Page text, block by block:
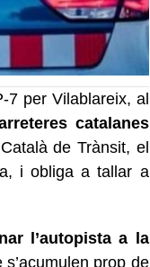
7 per Vilablareix, al
catalanes
de Trànsit, el
i obliga a tallar a
l’autopista a la
s’acumulen prop de